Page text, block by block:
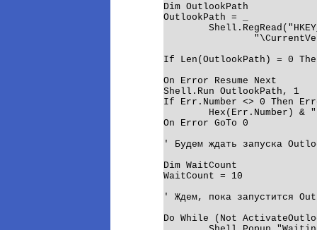
Dim OutlookPath
OutlookPath = _
If Len(OutlookPath) = 0
On Error Resume Next
Shell.Run OutlookPath, 1
If Err.Number <> 0 Then
On Error GoTo 0
' Будем ждать запуска
Dim WaitCount
WaitCount = 10
' Ждем, пока запустится
Do While (Not